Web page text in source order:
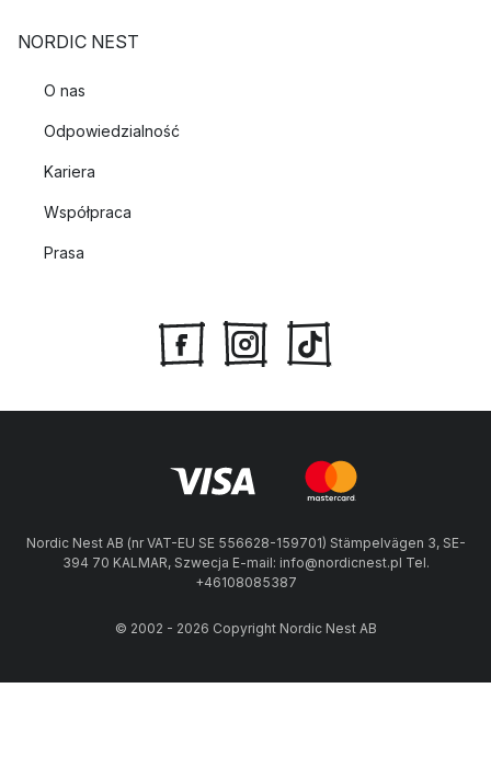
NORDIC NEST
O nas
Odpowiedzialność
Kariera
Współpraca
Prasa
Nordic Nest AB (nr VAT-EU SE 556628-159701) Stämpelvägen 3, SE-
394 70 KALMAR, Szwecja E-mail: info@nordicnest.pl Tel.
+46108085387
© 2002 - 2026 Copyright Nordic Nest AB